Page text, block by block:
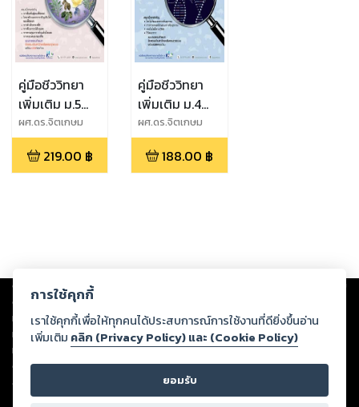
คู่มือชีววิทยา
เพิ่มเติม ม.5
เล่ม 3
(หลักสูตร
ปรับปรุง
ผศ.ดร.จิตเกษม
หลำ
สะอาด,ผศ.ประสงค์
หลำสะอาด
219.00 ฿
คู่มือชีววิทยา
เพิ่มเติม ม.4
เล่ม 2
(หลักสูตร
ปรับปรุง
ผศ.ดร.จิตเกษม
หลำ
สะอาด,ผศ.ประสงค์
หลำสะอาด
188.00 ฿
Copyright © 2026
ต่อผลงานหรือเนื้อหาใดที่อัปโหลดผ่านเว็บไซต์และปรากฏว่าละเมิดสิทธิใน
ทรัพย์สินทางปัญญาของบุคคลอื่นหรือขัดต่อกฎหมายและศีลธรรม ดังนั้น ผู้อ่าน
ทุกท่านโปรดใช้วิจารณญาณในการกลั่นกรองด้วยตนเอง และหากท่านพบว่าส่วน
หนึ่งส่วนใดขัดต่อกฎหมายและศีลธรรม กรุณาแจ้งมายังบริษัท เพื่อทีมงานจะได้
ดำเนินการในทันที ทั้งนี้ ทางสตอรี่ล็อกขอสงวนลิขสิทธิ์ตามพระราชบัญญัติ
ลิขสิทธิ์ พ.ศ. 2537 (ฉบับล่าสุด)
การใช้คุกกี้
เราใช้คุกกี้เพื่อให้ทุกคนได้ประสบการณ์การใช้งานที่ดียิ่งขึ้นอ่าน
เพิ่มเติม คลิก (Privacy Policy) และ (Cookie Policy)
ยอมรับ